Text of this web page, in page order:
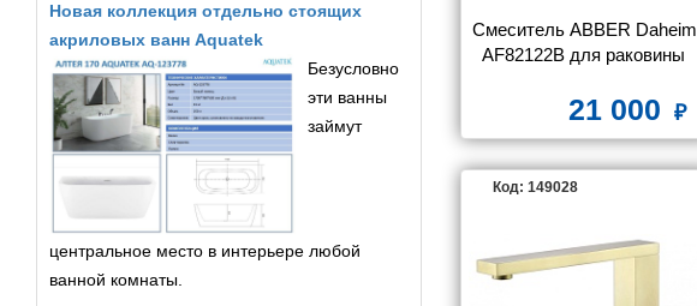
Смеситель ABBER Daheim
AF82122B для раковины
матовый
21 000
Код: 149028
Новая коллекция отдельно стоящих
акриловых ванн Aquatek
Безусловно
эти ванны
займут
центральное место в интерьере любой
ванной комнаты.